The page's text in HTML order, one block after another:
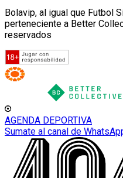
Bolavip, al igual que Futbol
perteneciente a Better
reservados
AGENDA DEPORTIVA
Sumate al canal de